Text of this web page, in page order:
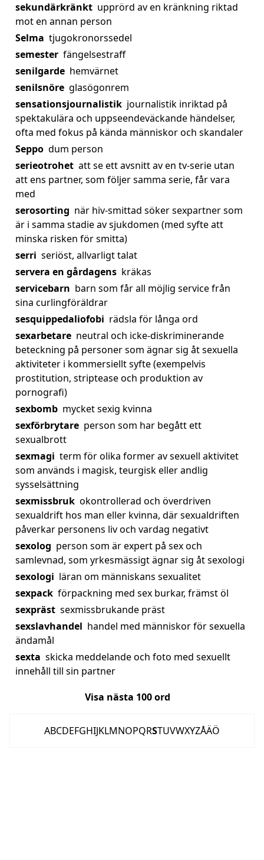
sekundärkränkt upprörd av en kränkning riktad
mot en annan person
Selma tjugokronorssedel
semester fängelsestraff
senilgarde hemvärnet
senilsnöre glasögonrem
sensationsjournalistik journalistik inriktad på
spektakulära och uppseendeväckande händelser,
ofta med fokus på kända människor och skandaler
Seppo dum person
serieotrohet att se ett avsnitt av en tv-serie utan
att ens partner, som följer samma serie, får vara
med
serosorting när hiv-smittad söker sexpartner som
är i samma stadie av sjukdomen (med syfte att
minska risken för smitta)
serri seriöst, allvarligt talat
servera en gårdagens kräkas
servicebarn barn som får all möjlig service från
sina curlingföräldrar
sesquippedaliofobi rädsla för långa ord
sexarbetare neutral och icke-diskriminerande
beteckning på personer som ägnar sig åt sexuella
aktiviteter i kommersiellt syfte (exempelvis
prostitution, striptease och produktion av
pornografi)
sexbomb mycket sexig kvinna
sexförbrytare person som har begått ett
sexualbrott
sexmagi term för olika former av sexuell aktivitet
som används i magisk, teurgisk eller andlig
sysselsättning
sexmissbruk okontrollerad och överdriven
sexualdrift hos man eller kvinna, där sexualdriften
påverkar personens liv och vardag negativt
sexolog person som är expert på sex och
samlevnad, som yrkesmässigt ägnar sig åt sexologi
sexologi läran om människans sexualitet
sexpack förpackning med sex burkar, främst öl
sexpräst sexmissbrukande präst
sexslavhandel handel med människor för sexuella
ändamål
sexta skicka meddelande och foto med sexuellt
innehåll till sin partner
Visa nästa 100ord
ABCDEFGHIJKLMNOPQRSTUVWXYZÅÄÖ